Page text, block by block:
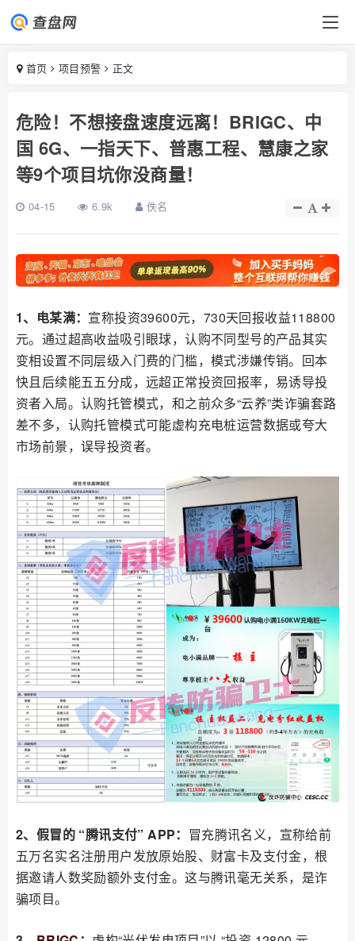
首页 项目预警 正文
危险！不想接盘速度远离！BRIGC、中
国 6G、一指天下、普惠工程、慧康之家
等9个项目坑你没商量！
04-15 6.9k 佚名
1、电某满： 宣称投资39600元，730天回报收益118800
元。通过超高收益吸引眼球，认购不同型号的产品其实
变相设置不同层级入门费的门槛，模式涉嫌传销。回本
快且后续能五五分成，远超正常投资回报率，易诱导投
资者入局。认购托管模式，和之前众多“云养”类诈骗套路
差不多，认购托管模式可能虚构充电桩运营数据或夸大
市场前景，误导投资者。
2、假冒的 “腾讯支付” APP： 冒充腾讯名义，宣称给前
五万名实名注册用户发放原始股、财富卡及支付金，根
据邀请人数奖励额外支付金。这与腾讯毫无关系，是诈
骗项目。